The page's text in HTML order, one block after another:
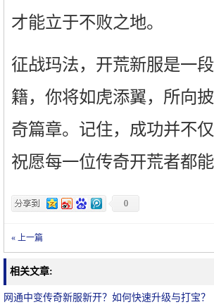
才能立于不败之地。
征战玛法，开荒新服是一
籍，你将如虎添翼，所向
奇篇章。记住，成功并不
祝愿每一位传奇开荒者都
0
« 上一篇
相关文章:
网通中变传奇新服新开？如何快速升级与打宝？